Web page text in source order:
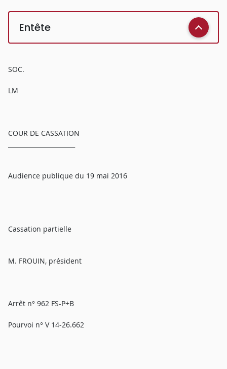
Entête
SOC.
LM
COUR DE CASSATION
Audience publique du 19 mai 2016
Cassation partielle
M. FROUIN, président
Arrêt n° 962 FS-P+B
Pourvoi n° V 14-26.662